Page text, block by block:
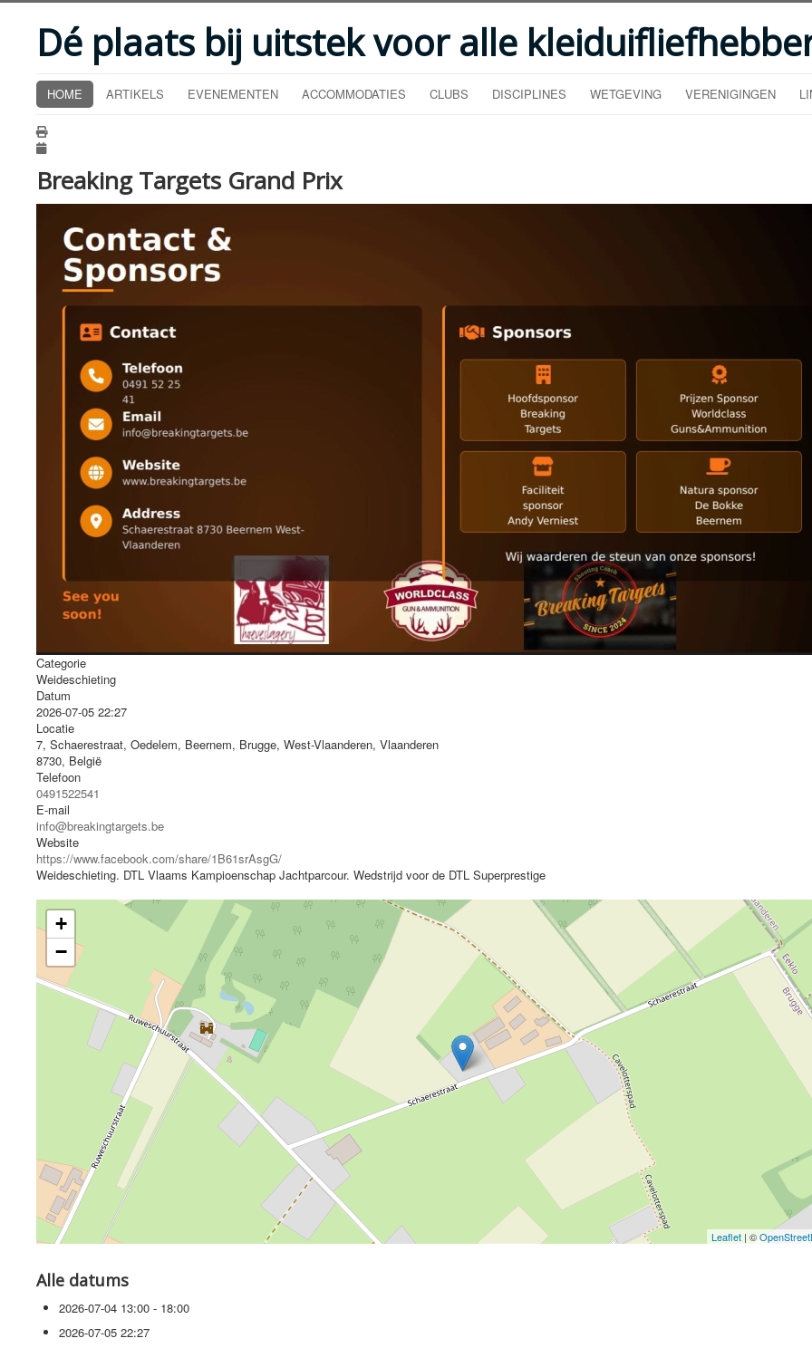
Dé plaats bij uitstek voor alle
HOME ARTIKELS EVENEMENTEN ACCOMMODATIES CLUBS DISCIPLINES WETGEVING VERENIGINGEN
Breaking Targets Grand Prix
Categorie
Weideschieting
Datum
2026-07-05 22:27
Locatie
7, Schaerestraat, Oedelem, Beernem, Brugge, West-Vlaanderen, Vlaanderen
8730, België
Telefoon
0491522541
E-mail
info@breakingtargets.be
Website
https://www.facebook.com/share/1B61srAsgG/
Weideschieting. DTL Vlaams Kampioenschap Jachtparcour. Wedstrijd voor de DTL Superprestige
+
−
Leaflet | ©
Alle datums
2026-07-04 13:00 - 18:00
2026-07-05 22:27